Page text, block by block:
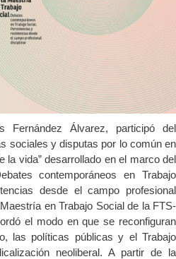
Álvarez, participó del
sociales y disputas por lo común en
vida” desarrollado en el marco del
contemporáneos en Trabajo
desde el campo profesional
en Trabajo Social de la FTS-
el modo en que se reconfiguran
las políticas públicas y el Trabajo
neoliberal. A partir de la